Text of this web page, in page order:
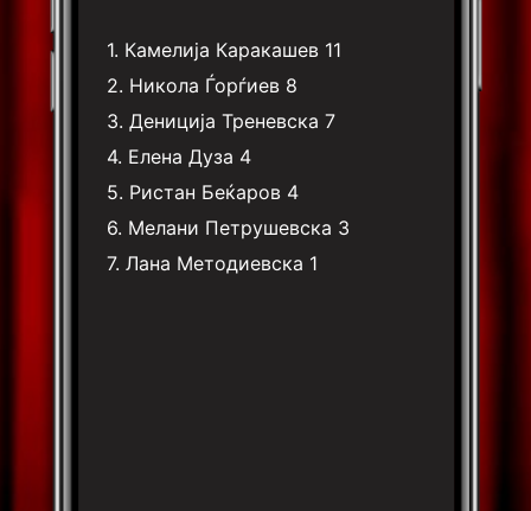
1. Камелија Каракашев 11
2. Никола Ѓорѓиев 8
3.Дениција Треневска 7
4. Елена Дуза 4
5. Ристан Беќаров 4
6. Мелани Петрушевска 3
7.Лана Методиевска 1